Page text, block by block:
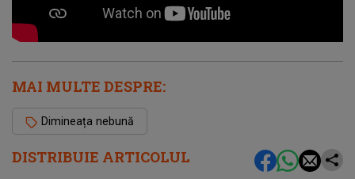
DISTRIBUIE ARTICOLUL
MAI MULTE DESPRE:
Dimineața nebună